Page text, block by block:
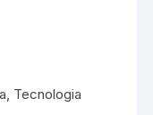
, Tecnologia